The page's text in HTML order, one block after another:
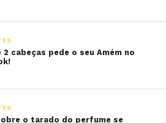
2 cabeças pede o seu Amém no
o tarado do perfume se